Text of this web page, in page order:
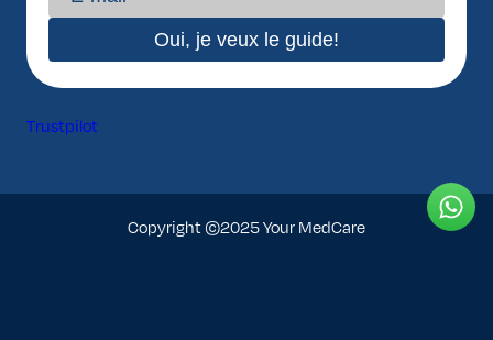
Trustpilot
Copyright ©2025 Your MedCare